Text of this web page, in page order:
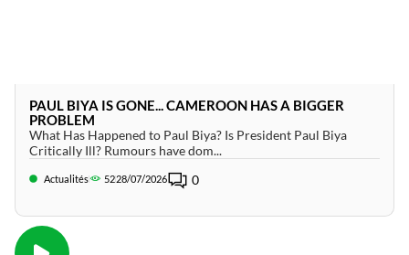
PAUL BIYA IS GONE... CAMEROON HAS A BIGGER
PROBLEM
What Has Happened to Paul Biya? Is President Paul Biya
Critically Ill? Rumours have dom...
Actualités 5228/07/2026 0